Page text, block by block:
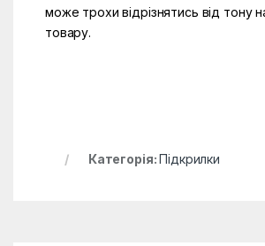
може трохи відрізнятись від тону
товару.
Категорія:Підкрилки